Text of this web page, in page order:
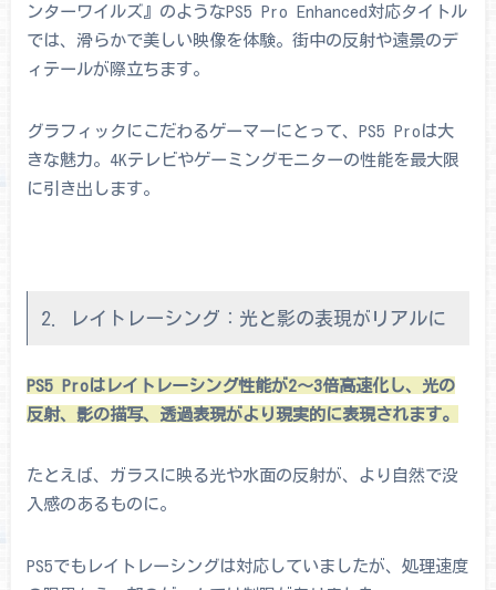
ンターワイルズ』のようなPS5 Pro Enhanced対応タイトル
では、滑らかで美しい映像を体験。街中の反射や遠景のデ
ィテールが際立ちます。
グラフィックにこだわるゲーマーにとって、PS5 Proは大
きな魅力。4Kテレビやゲーミングモニターの性能を最大限
に引き出します。
2. レイトレーシング：光と影の表現がリアルに
PS5 Proはレイトレーシング性能が2～3倍高速化し、光の
反射、影の描写、透過表現がより現実的に表現されます。
たとえば、ガラスに映る光や水面の反射が、より自然で没
入感のあるものに。
PS5でもレイトレーシングは対応していましたが、処理速度